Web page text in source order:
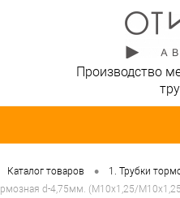
Производство
Каталог товаров • 1. Трубки
d-4,75мм. (М10х1,25/